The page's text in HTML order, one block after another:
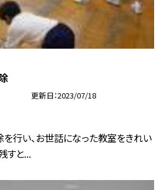
更新日 2023/07/18
を行い、お世話になった教室をきれい
すと...